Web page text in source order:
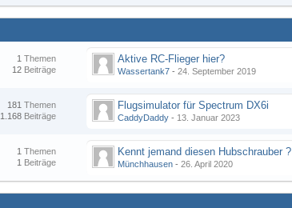
Themen
1
Beiträge
12
Aktive RC-Flieger hier?
Wassertank7 - 24. September 2019
Themen
181
Beiträge
1.168
Flugsimulator für Spectrum DX6i
CaddyDaddy - 13. Januar 2023
Themen
1
Beiträge
1
Kennt jemand diesen Hubschrauber ?
Münchhausen - 26. April 2020